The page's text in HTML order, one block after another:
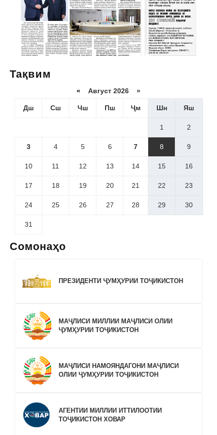
Тақвим
« Август 2026 »
Дш Сш Чш Пш Ҷм Шн Яш
1 2
3 4 5 6 7 8 9
10 11 12 13 14 15 16
17 18 19 20 21 22 23
24 25 26 27 28 29 30
31
Сомонаҳо
ПРЕЗИДЕНТИ ҶУМҲУРИИ ТОҶИКИСТОН
МАҶЛИСИ МИЛЛИИ МАҶЛИСИ ОЛИИ
ҶУМҲУРИИ ТОҶИКИСТОН
МАҶЛИСИ НАМОЯНДАГОНИ МАҶЛИСИ
ОЛИИ ҶУМҲУРИИ ТОҶИКИСТОН
АГЕНТИИ МИЛЛИИ ИТТИЛООТИИ
ТОҶИКИСТОН ХОВАР